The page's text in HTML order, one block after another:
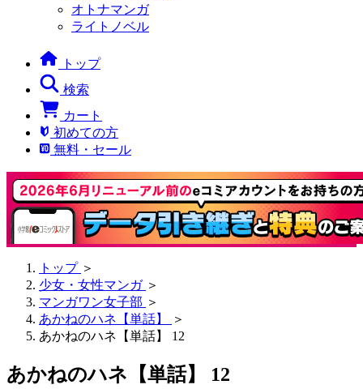
オトナマンガ
ライトノベル
トップ
検索
カート
初めての方
無料・セール
トップ ＞
少女・女性マンガ ＞
マンガワン女子部 ＞
あかねのハネ【単話】
＞
あかねのハネ【単話】 12
あかねのハネ【単話】 12